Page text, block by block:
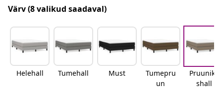
Värv(8 valikud saadaval)
Helehall Tumehall Must
Tumepru
un
Pruunika
shall